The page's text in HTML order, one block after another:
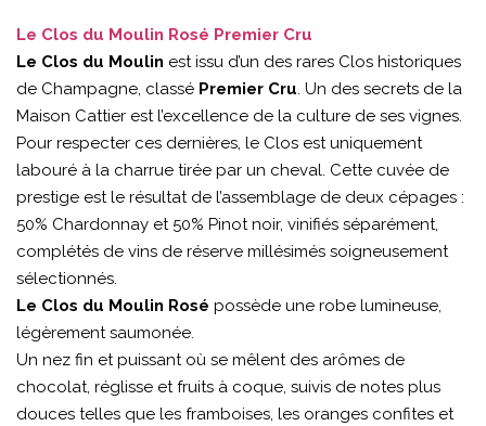
Le Clos du Moulin Rosé Premier Cru
Le Clos du Moulin est issu d’un des rares Clos historiques
de Champagne, classé Premier Cru. Un des secrets de la
Maison Cattier est l’excellence de la culture de ses vignes.
Pour respecter ces dernières, le Clos est uniquement
labouré à la charrue tirée par un cheval. Cette cuvée de
prestige est le résultat de l’assemblage de deux cépages :
50% Chardonnay et 50% Pinot noir, vinifiés séparément,
complétés de vins de réserve millésimés soigneusement
sélectionnés.
Le Clos du Moulin Rosé possède une robe lumineuse,
légèrement saumonée.
Un nez fin et puissant où se mêlent des arômes de
chocolat, réglisse et fruits à coque, suivis de notes plus
douces telles que les framboises, les oranges confites et